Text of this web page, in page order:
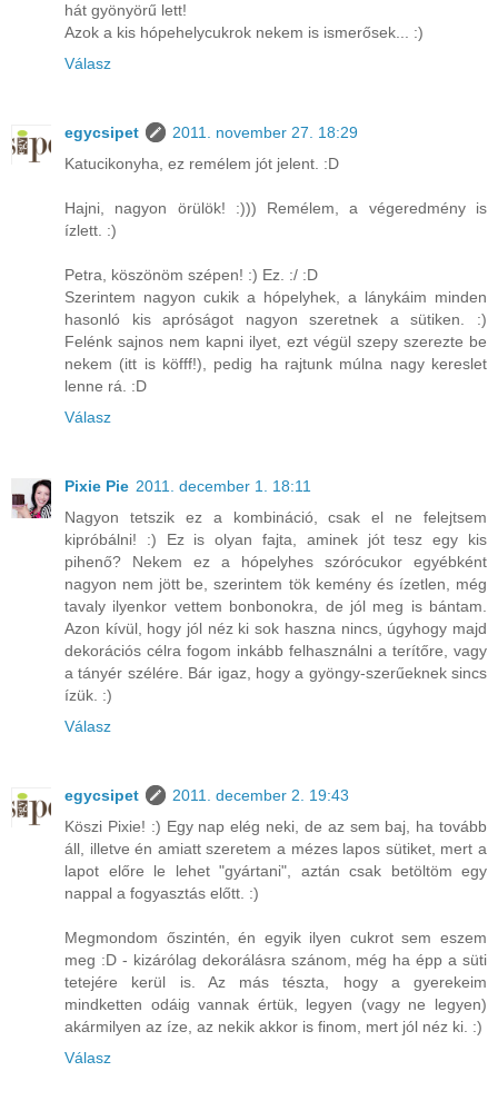
hát gyönyörű lett!
Azok a kis hópehelycukrok nekem is ismerősek... :)
Válasz
egycsipet
2011. november 27. 18:29
Katucikonyha, ez remélem jót jelent. :D
Hajni, nagyon örülök! :))) Remélem, a végeredmény is
ízlett. :)
Petra, köszönöm szépen! :) Ez. :/ :D
Szerintem nagyon cukik a hópelyhek, a lánykáim minden
hasonló kis apróságot nagyon szeretnek a sütiken. :)
Felénk sajnos nem kapni ilyet, ezt végül szepy szerezte be
nekem (itt is köfff!), pedig ha rajtunk múlna nagy kereslet
lenne rá. :D
Válasz
Pixie Pie 2011. december 1. 18:11
Nagyon tetszik ez a kombináció, csak el ne felejtsem
kipróbálni! :) Ez is olyan fajta, aminek jót tesz egy kis
pihenő? Nekem ez a hópelyhes szórócukor egyébként
nagyon nem jött be, szerintem tök kemény és ízetlen, még
tavaly ilyenkor vettem bonbonokra, de jól meg is bántam.
Azon kívül, hogy jól néz ki sok haszna nincs, úgyhogy majd
dekorációs célra fogom inkább felhasználni a terítőre, vagy
a tányér szélére. Bár igaz, hogy a gyöngy-szerűeknek sincs
ízük. :)
Válasz
egycsipet
2011. december 2. 19:43
Köszi Pixie! :) Egy nap elég neki, de az sem baj, ha tovább
áll, illetve én amiatt szeretem a mézes lapos sütiket, mert a
lapot előre le lehet "gyártani", aztán csak betöltöm egy
nappal a fogyasztás előtt. :)
Megmondom őszintén, én egyik ilyen cukrot sem eszem
meg :D - kizárólag dekorálásra szánom, még ha épp a süti
tetejére kerül is. Az más tészta, hogy a gyerekeim
mindketten odáig vannak értük, legyen (vagy ne legyen)
akármilyen az íze, az nekik akkor is finom, mert jól néz ki. :)
Válasz